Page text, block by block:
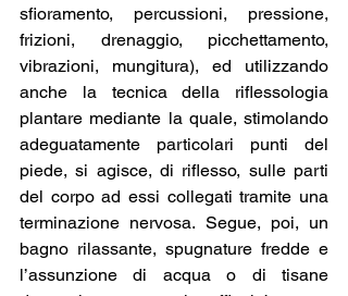
sfioramento, percussioni, pressione,
frizioni, drenaggio, picchettamento,
vibrazioni, mungitura), ed utilizzando
anche la tecnica della riflessologia
plantare mediante la quale, stimolando
adeguatamente particolari punti del
piede, si agisce, di riflesso, sulle parti
del corpo ad essi collegati tramite una
terminazione nervosa. Segue, poi, un
bagno rilassante, spugnature fredde e
l’assunzione di acqua o di tisane